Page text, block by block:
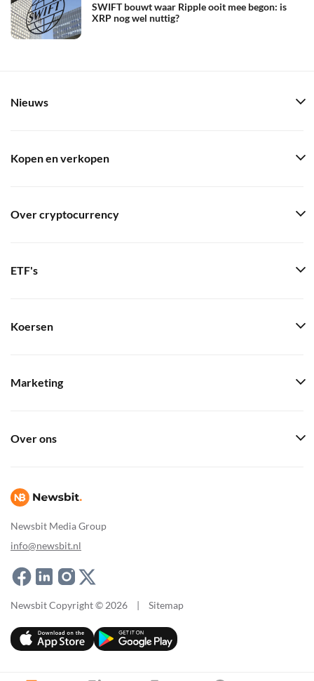
SWIFT bouwt waar Ripple ooit mee begon: is
XRP nog wel nuttig?
Newsbit Media Group
info@newsbit.nl
Nieuws
Kopen en verkopen
Over cryptocurrency
ETF's
Koersen
Marketing
Over ons
Newsbit Copyright © 2026 | Sitemap